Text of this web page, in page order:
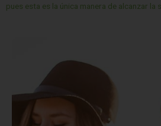
pues esta es la única manera de alcanzar la